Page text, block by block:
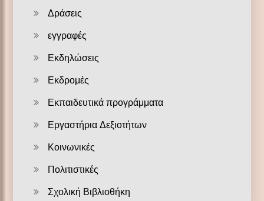
Δράσεις
εγγραφές
Εκδηλώσεις
Εκδρομές
Εκπαιδευτικά προγράμματα
Εργαστήρια Δεξιοτήτων
Κοινωνικές
Πολιτιστικές
Σχολική Βιβλιοθήκη